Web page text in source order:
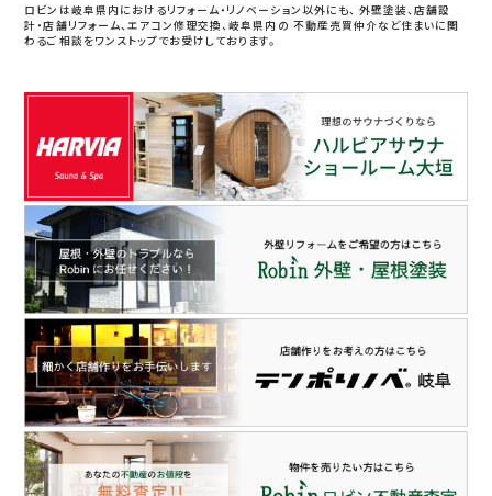
ロビンは岐阜県内におけるリフォーム・リノベーション以外にも、 外壁塗装、店舗設
計・店舗リフォーム、エアコン修理交換、岐阜県内の 不動産売買仲介など住まいに関
わるご相談をワンストップでお受けしております。